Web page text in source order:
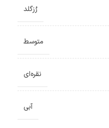
رُزگلد
متوسط
نقره‌ای
آبی